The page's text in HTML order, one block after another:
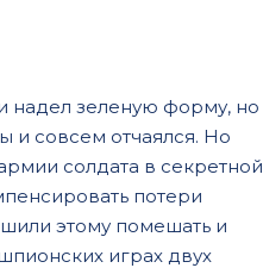
надел зеленую форму, но
и совсем отчаялся. Но
солдата в секретной
потери
этому помешать и
играх двух